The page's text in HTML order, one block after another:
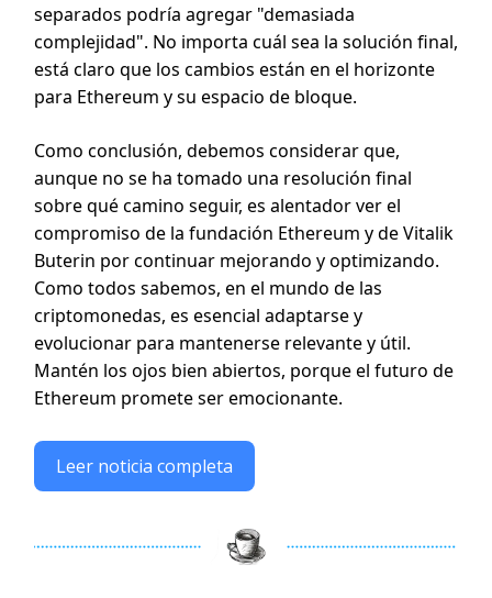
separados podría agregar "demasiada
complejidad". No importa cuál sea la solución final,
está claro que los cambios están en el horizonte
para Ethereum y su espacio de bloque.
Como conclusión, debemos considerar que,
aunque no se ha tomado una resolución final
sobre qué camino seguir, es alentador ver el
compromiso de la fundación Ethereum y de Vitalik
Buterin por continuar mejorando y optimizando.
Como todos sabemos, en el mundo de las
criptomonedas, es esencial adaptarse y
evolucionar para mantenerse relevante y útil.
Mantén los ojos bien abiertos, porque el futuro de
Ethereum promete ser emocionante.
Leer noticia completa